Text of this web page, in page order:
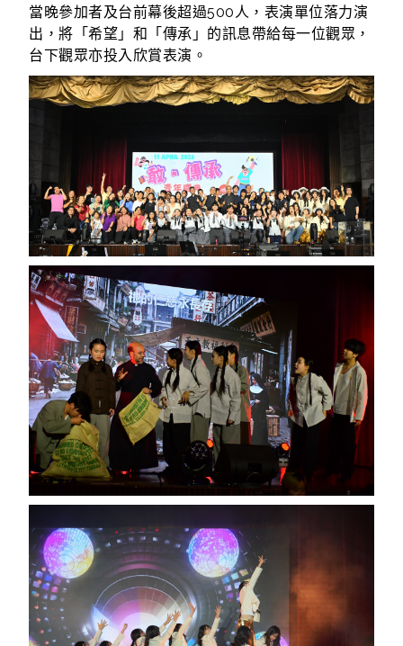
當晚參加者及台前幕後超過500人，表演單位落力演
出，將「希望」和「傳承」的訊息帶給每一位觀眾，
台下觀眾亦投入欣賞表演。